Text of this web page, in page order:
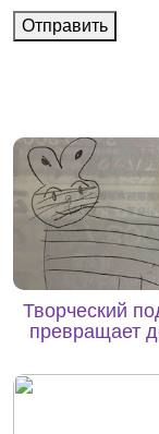
Отправить
Творческий
превращает